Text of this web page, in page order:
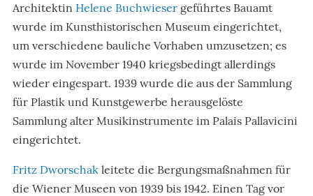
Architektin Helene Buchwieser geführtes Bauamt
wurde im Kunsthistorischen Museum eingerichtet,
um verschiedene bauliche Vorhaben umzusetzen; es
wurde im November 1940 kriegsbedingt allerdings
wieder eingespart. 1939 wurde die aus der Sammlung
für Plastik und Kunstgewerbe herausgelöste
Sammlung alter Musikinstrumente im Palais Pallavicini
eingerichtet.
Fritz Dworschak leitete die Bergungsmaßnahmen für
die Wiener Museen von 1939 bis 1942. Einen Tag vor